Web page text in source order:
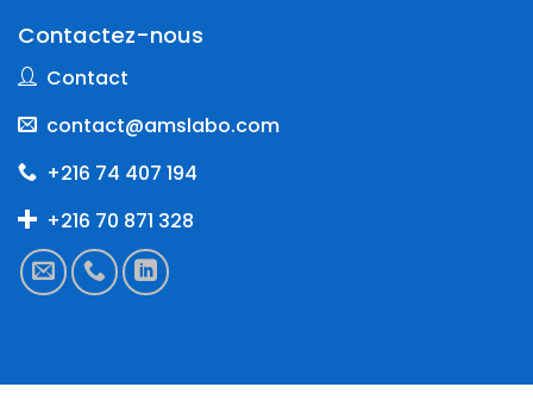
Contactez-nous
Contact
contact@amslabo.com
+216 74 407 194
+216 70 871 328